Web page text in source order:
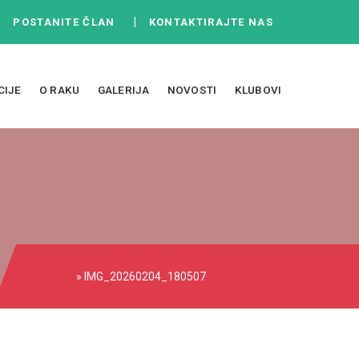
POSTANITE ČLAN KONTAKTIRAJTE NAS
O RAKU GALERIJA NOVOSTI KLUBOVI
» IMG_20260204_180507